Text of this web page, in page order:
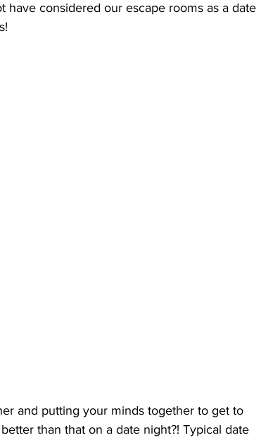
have considered our escape rooms as a date
and putting your minds together to get to
than that on a date night?! Typical date